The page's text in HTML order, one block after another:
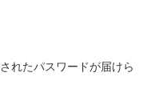
れたパスワードが届けら